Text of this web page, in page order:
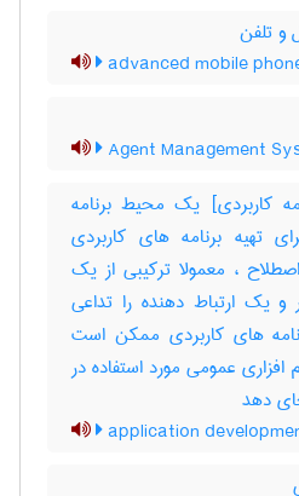
و تلفن
advanced mobile
Agent Management
کاربردی] یک محیط برنامه
تهیه برنامه های کاربردی
، معمولا ترکیبی از یک
و یک ارتباط دهنده را تداعی
های کاربردی ممکن است
افزاری عمومی مورد استفاده در
دهد
application